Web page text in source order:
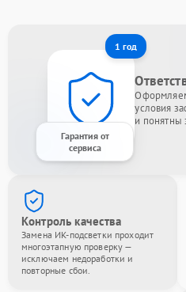
1 год
Гарантия от
сервиса
условия
и понятны
Контроль качества
Замена ИК-подсветки проходит
многоэтапную проверку —
исключаем недоработки и
повторные сбои.